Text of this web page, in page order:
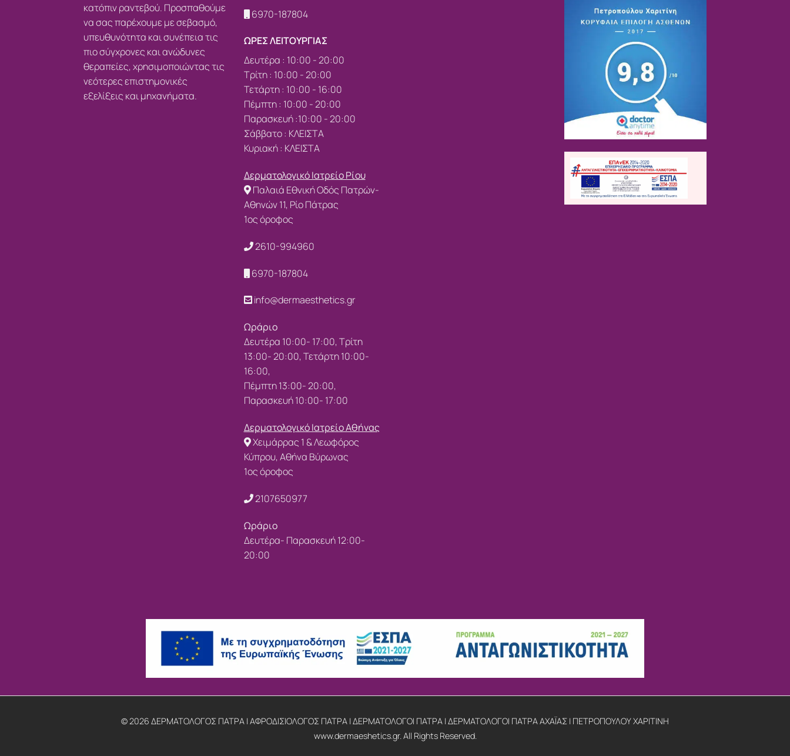
κατόπιν ραντεβού. Προσπαθούμε
να σας παρέχουμε με σεβασμό,
υπευθυνότητα και συνέπεια τις
πιο σύγχρονες και ανώδυνες
θεραπείες, χρησιμοποιώντας τις
νεότερες επιστημονικές
εξελίξεις και μηχανήματα.
6970-187804
ΩΡΕΣ ΛΕΙΤΟΥΡΓΙΑΣ
Δευτέρα : 10:00 - 20:00
Τρίτη : 10:00 - 20:00
Τετάρτη : 10:00 - 16:00
Πέμπτη : 10:00 - 20:00
Παρασκευή :10:00 - 20:00
Σάββατο : ΚΛΕΙΣΤΑ
Κυριακή : ΚΛΕΙΣΤΑ
Δερματολογικό Ιατρείο Ρίου
Παλαιά Εθνική Οδός Πατρών-
Αθηνών 11, Ρίο Πάτρας
1ος όροφος
2610-994960
6970-187804
info@dermaesthetics.gr
Ωράριο
Δευτέρα 10:00- 17:00, Τρίτη
13:00- 20:00, Τετάρτη 10:00-
16:00,
Πέμπτη 13:00- 20:00,
Παρασκευή 10:00- 17:00
Δερματολογικό Ιατρείο Αθήνας
Χειμάρρας 1 & Λεωφόρος
Κύπρου, Αθήνα Βύρωνας
1ος όροφος
2107650977
Ωράριο
Δευτέρα- Παρασκευή 12:00-
20:00
© 2026 ΔΕΡΜΑΤΟΛΟΓΟΣ ΠΑΤΡΑ | ΑΦΡΟΔΙΣΙΟΛΟΓΟΣ ΠΑΤΡΑ | ΔΕΡΜΑΤΟΛΟΓΟΙ ΠΑΤΡΑ | ΔΕΡΜΑΤΟΛΟΓΟΙ ΠΑΤΡΑ ΑΧΑΪΑΣ | ΠΕΤΡΟΠΟΥΛΟΥ ΧΑΡΙΤΙΝΗ
www.dermaeshetics.gr. All Rights Reserved.